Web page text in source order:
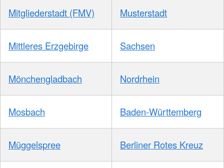
Mitgliederstadt (FMV) Musterstadt
Mittleres Erzgebirge Sachsen
Mönchengladbach Nordrhein
Mosbach Baden-Württemberg
Müggelspree Berliner Rotes Kreuz